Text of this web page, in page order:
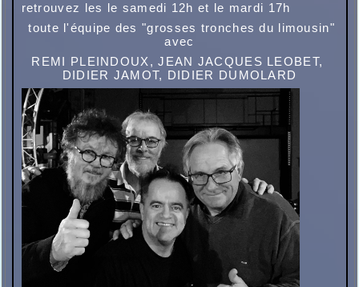
retrouvez les le samedi 12h et le mardi 17h
toute l'équipe des "grosses tronches du limousin"
avec
REMI PLEINDOUX, JEAN JACQUES LEOBET,
DIDIER JAMOT, DIDIER DUMOLARD